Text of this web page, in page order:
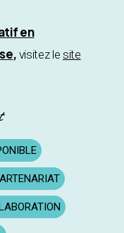
en
, visitez le site